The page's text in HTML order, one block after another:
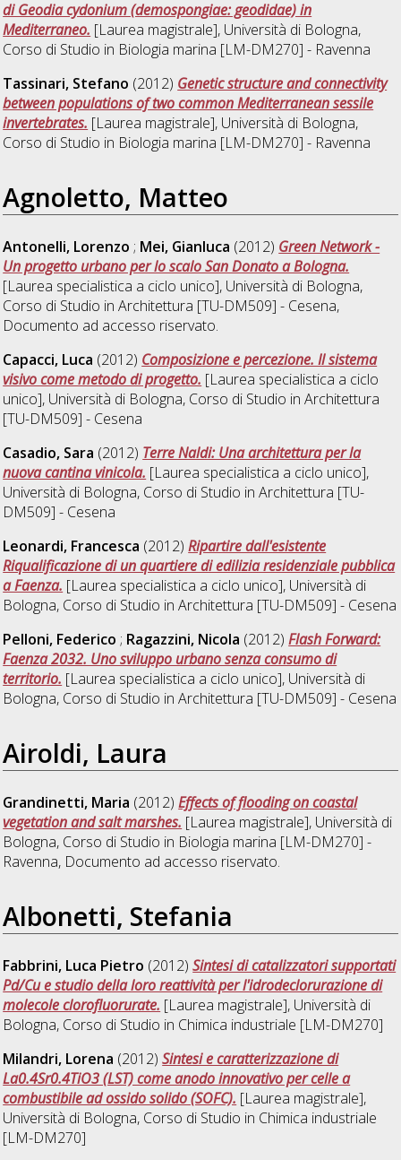
di Geodia cydonium (demospongiae: geodidae) in
Mediterraneo. [Laurea magistrale], Università di Bologna,
Corso di Studio in Biologia marina [LM-DM270] - Ravenna
Tassinari, Stefano (2012) Genetic structure and connectivity
between populations of two common Mediterranean sessile
invertebrates. [Laurea magistrale], Università di Bologna,
Corso di Studio in Biologia marina [LM-DM270] - Ravenna
Agnoletto, Matteo
Antonelli, Lorenzo ; Mei, Gianluca (2012) Green Network -
Un progetto urbano per lo scalo San Donato a Bologna.
[Laurea specialistica a ciclo unico], Università di Bologna,
Corso di Studio inArchitettura [TU-DM509] - Cesena,
Documento ad accesso riservato.
Capacci, Luca (2012) Composizione e percezione. Il sistema
visivo come metodo di progetto. [Laurea specialistica a ciclo
unico], Università di Bologna, Corso di Studio inArchitettura
[TU-DM509] - Cesena
Casadio, Sara (2012) Terre Naldi: Una architettura per la
nuova cantina vinicola. [Laurea specialistica a ciclo unico],
Università di Bologna, Corso di Studio inArchitettura [TU-
DM509] - Cesena
Leonardi, Francesca (2012)Ripartire dall'esistente
Riqualificazione di un quartiere di edilizia residenziale pubblica
a Faenza. [Laurea specialistica a ciclo unico], Università di
Bologna, Corso di Studio inArchitettura [TU-DM509] - Cesena
Pelloni, Federico ; Ragazzini, Nicola (2012)Flash Forward:
Faenza 2032. Uno sviluppo urbano senza consumo di
territorio. [Laurea specialistica a ciclo unico], Università di
Bologna, Corso di Studio inArchitettura [TU-DM509] - Cesena
Airoldi, Laura
Grandinetti, Maria (2012)Effects of flooding on coastal
vegetation and salt marshes. [Laurea magistrale], Università di
Bologna, Corso di Studio in Biologia marina [LM-DM270] -
Ravenna, Documento ad accesso riservato.
Albonetti, Stefania
Fabbrini, Luca Pietro (2012)Sintesi di catalizzatori supportati
Pd/Cu e studio della loro reattività per l'idrodeclorurazione di
molecole clorofluorurate. [Laurea magistrale], Università di
Bologna, Corso di Studio in Chimica industriale [LM-DM270]
Milandri, Lorena (2012)Sintesi e caratterizzazione di
La0.4Sr0.4TiO3 (LST) come anodo innovativo per celle a
combustibile ad ossido solido (SOFC). [Laurea magistrale],
Università di Bologna, Corso di Studio in Chimica industriale
[LM-DM270]